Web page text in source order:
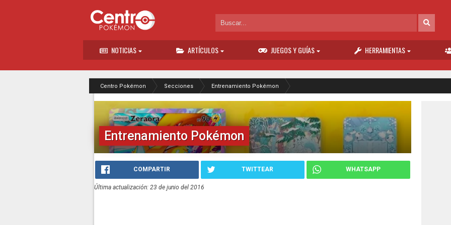
NOTICIAS ARTÍCULOS JUEGOS Y GUÍAS HERRAMIENTAS
Centro Pokémon Secciones Entrenamiento Pokémon
Entrenamiento Pokémon
COMPARTIR TWITTEAR WHATSAPP
Última actualización: 23 de junio del 2016